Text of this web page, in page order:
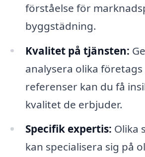
förståelse för
byggstädning.
Kvalitet på tjänsten:
analysera olika
referenser kan du få
kvalitet de erbjuder.
Specifik expertis: Olika
kan specialisera sig på